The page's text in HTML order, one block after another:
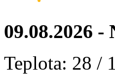
09.08.2026 -
Teplota: 28 /